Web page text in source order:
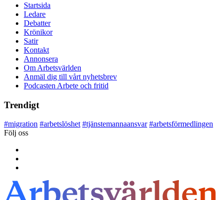
Startsida
Ledare
Debatter
Krönikor
Satir
Kontakt
Annonsera
Om Arbetsvärlden
Anmäl dig till vårt nyhetsbrev
Podcasten Arbete och fritid
Trendigt
#migration #arbetslöshet #tjänstemannaansvar #arbetsförmedlingen
Följ oss